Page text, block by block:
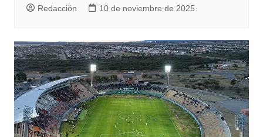
Redacción 10 de noviembre de 2025